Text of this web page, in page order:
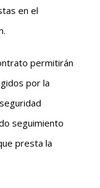
en el
permitirán
por la
seguimiento
presta la